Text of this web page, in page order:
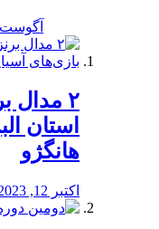
آگوست 21, 2019
استان
هانگژو
اکتبر 12, 2023